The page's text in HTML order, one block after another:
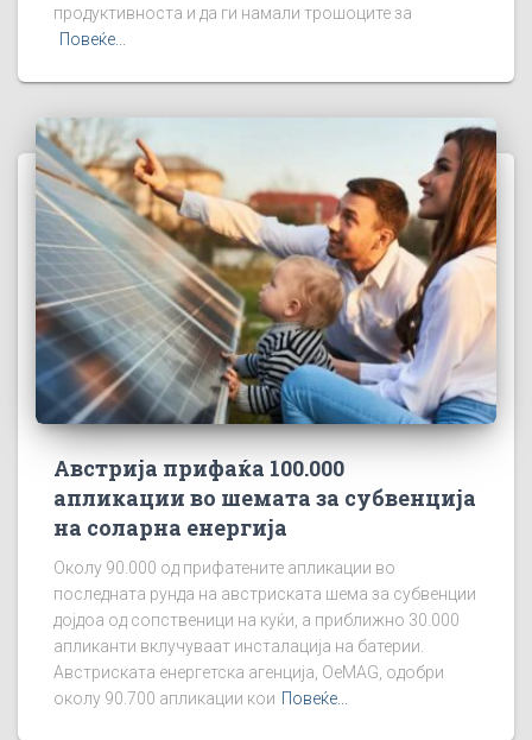
продуктивноста и да ги намали трошоците за
Повеќе...
Австрија прифаќа 100.000
апликации во шемата за субвенција
на соларна енергија
Околу 90.000 од прифатените апликации во
последната рунда на австриската шема за субвенции
дојдоа од сопственици на куќи, а приближно 30.000
апликанти вклучуваат инсталација на батерии.
Австриската енергетска агенција, OeMAG, одобри
околу 90.700 апликации кои Повеќе...